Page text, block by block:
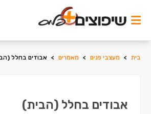
בית > מעצבי פנים > מאמרים > אבודים בחלל
אבודים בחלל (הבית)